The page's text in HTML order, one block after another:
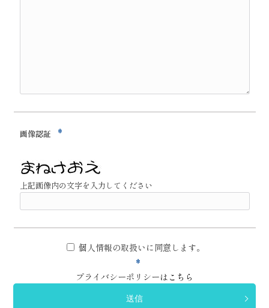
画像認証*
上記画像内の文字を入力してください
個人情報の取扱いに同意します。
*
プライバシーポリシーは こちら